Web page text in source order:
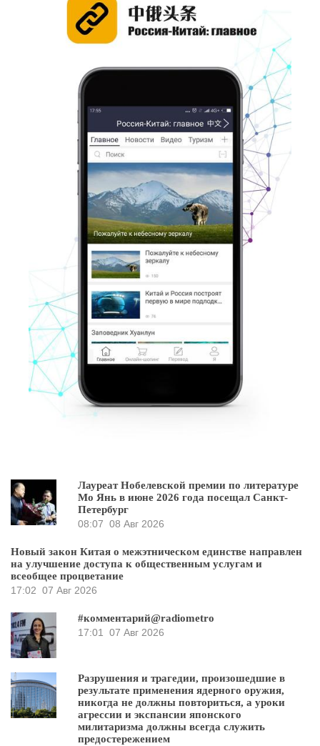
Лауреат Нобелевской премии по литературе
Мо Янь в июне 2026 года посещал Санкт-
Петербург
08:07 08 Авг 2026
Новый закон Китая о межэтническом единстве направлен
на улучшение доступа к общественным услугам и
всеобщее процветание
17:02 07 Авг 2026
#комментарий@radiometro
17:01 07 Авг 2026
Разрушения и трагедии, произошедшие в
результате применения ядерного оружия,
никогда не должны повториться, а уроки
агрессии и экспансии японского
милитаризма должны всегда служить
предостережением